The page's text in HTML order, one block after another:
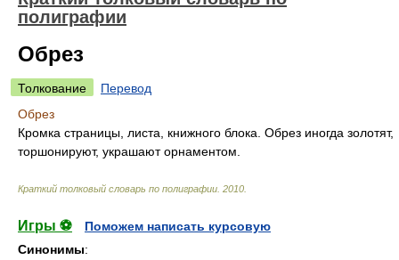
полиграфии
Обрез
Толкование
Перевод
Обрез
Кромка страницы, листа, книжного блока. Обрез иногда золотят,
торшонируют, украшают орнаментом.
Краткий толковый словарь по полиграфии 2010
Игры ⚽
Поможем написать курсовую
Синонимы: